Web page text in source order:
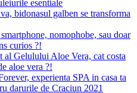
esentiale
bidonasul galben se transforma
nomophobe, sau doar
curios ?!
al Gelulului Aloe Vera, cat costa
aloe vera ?!
experienta SPA in casa ta
darurile de Craciun 2021